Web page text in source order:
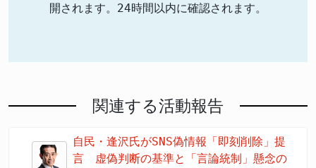
開されます。24時間以内に確認されます。
関連する活動報告
自民・逢沢氏がSNS偽情報「即刻削除」提
言 虚偽判断の基準と「言論統制」懸念の